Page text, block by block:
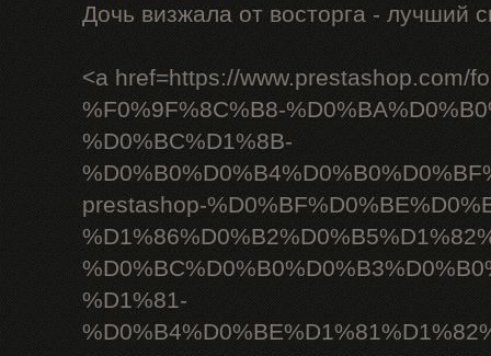
Дочь визжала от восторга - лучший
<a href=https://www.prestashop.com/
%F0%9F%8C%B8-
%D0%BC%D1%8B-
prestashop-
%D1%81-